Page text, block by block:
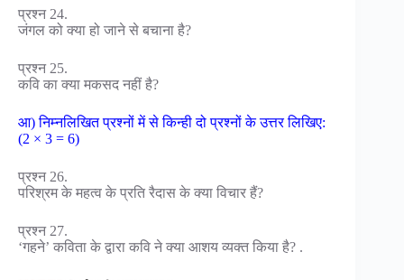
प्रश्न 24.
जंगल को क्या हो जाने से बचाना है?
प्रश्न 25.
कवि का क्या मकसद नहीं है?
आ) निम्नलिखित प्रश्नों में से किन्ही दो प्रश्नों के उत्तर लिखिए:
(2 × 3 = 6)
प्रश्न 26.
परिश्रम के महत्व के प्रति रैदास के क्या विचार हैं?
प्रश्न 27.
‘गहने’ कविता के द्वारा कवि ने क्या आशय व्यक्त किया है? .